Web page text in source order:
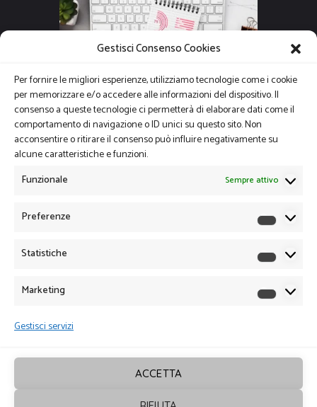
Gestisci Consenso Cookies
Per fornire le migliori esperienze, utilizziamo tecnologie come i cookie
per memorizzare e/o accedere alle informazioni del dispositivo. Il
consenso a queste tecnologie ci permetterà di elaborare dati come il
comportamento di navigazione o ID unici su questo sito. Non
acconsentire o ritirare il consenso può influire negativamente su
alcune caratteristiche e funzioni.
Funzionale
Sempre attivo
Preferenze
Statistiche
Marketing
Gestisci servizi
ACCETTA